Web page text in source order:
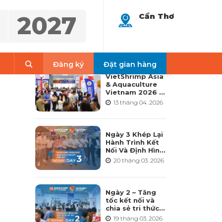
2027 Cần Thơ
Đăng ký
Đặt gian hàng
VietShrimp Asia
& Aquaculture
Vietnam 2026 –
Nền tảng nuôi
trồng thủy sản
nhất tại Việt
Nam
13 tháng 04. 2026
Ngày 3 Khép Lại
Hành Trình Kết
Nối Và Định Hình
Tương Lai
Ngành Thủy Sản
Aquaculture
Vietnam 2026
20 tháng 03. 2026
Ngày 2 – Tăng
tốc kết nối và
chia sẻ tri thức
cho ngành thủy
19 tháng 03. 2026